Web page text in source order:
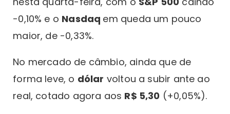
-0,10% e o Nasdaq em queda um pouco
maior, de -0,33%.
No mercado de câmbio, ainda que de
forma leve, o dólar voltou a subir ante ao
real, cotado agora aos R$ 5,30 (+0,05%).